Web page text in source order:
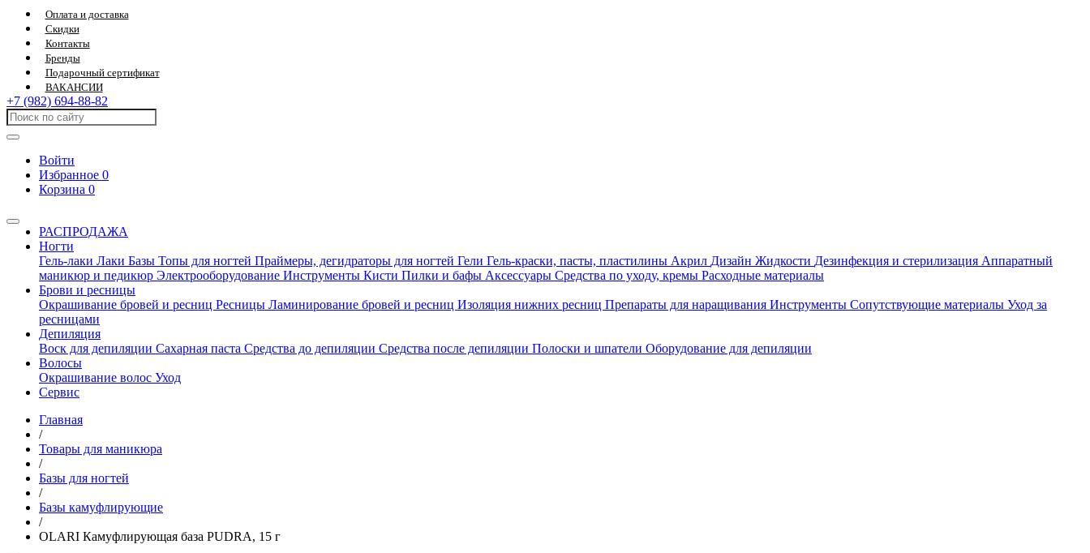
Оплата и доставка
Скидки
Контакты
Бренды
Подарочный сертификат
ВАКАНСИИ
+7 (982) 694-88-82
Войти
Избранное 0
Корзина 0
РАСПРОДАЖА
Ногти
Гель-лаки Лаки Базы Топы для ногтей Праймеры, дегидраторы для ногтей Гели Гель-краски, пасты, пластилины Акрил Дизайн Жидкости Дезинфекция и стерилизация Аппаратный
маникюр и педикюр Электрооборудование Инструменты Кисти Пилки и бафы Аксессуары Средства по уходу, кремы Расходные материалы
Брови и ресницы
Окрашивание бровей и ресниц Ресницы Ламинирование бровей и ресниц Изоляция нижних ресниц Препараты для наращивания Инструменты Сопутствующие материалы Уход за
ресницами
Депиляция
Воск для депиляции Сахарная паста Средства до депиляции Средства после депиляции Полоски и шпатели Оборудование для депиляции
Волосы
Окрашивание волос Уход
Сервис
Главная
/
Товары для маникюра
/
Базы для ногтей
/
Базы камуфлирующие
/
OLARI Камуфлирующая база PUDRA, 15 г